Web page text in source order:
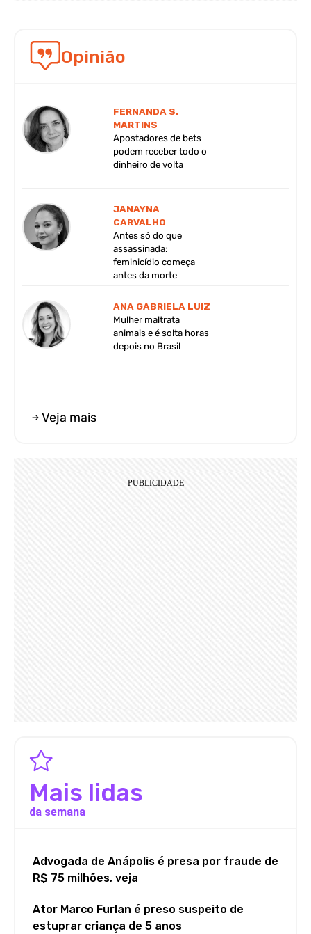
Opinião
FERNANDA S.
MARTINS
Apostadores de bets
podem receber todo o
dinheiro de volta
JANAYNA
CARVALHO
Antes só do que
assassinada:
feminicídio começa
antes da morte
ANA GABRIELA LUIZ
Mulher maltrata
animais e é solta horas
depois no Brasil
Veja mais
Mais lidas
da semana
Advogada de Anápolis é presa por fraude de
R$ 75 milhões, veja
Ator Marco Furlan é preso suspeito de
estuprar criança de 5 anos